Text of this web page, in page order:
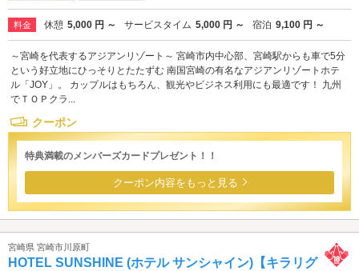
料金 休憩 5,000 円 ～ サービスタイム 5,000 円 ～ 宿泊 9,100 円 ～
～宮崎を代表するアジアンリゾート～ 宮崎市内中心部、宮崎駅からも車で5分
という好立地にひっそりとたたずむ 南国宮崎の有名なアジアンリゾートホテ
ル「JOY」。 カップルはもちろん、観光やビジネス利用にも最適です！ 九州
でＴＯＰクラ...
クーポン
特典満載のメンバーズカードプレゼント！！
クーポン内容をもっと見る
宮崎県 宮崎市川原町
HOTEL SUNSHINE (ホテル サンシャイン)【キラリグ